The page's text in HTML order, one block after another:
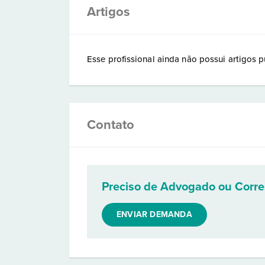
Artigos
Esse profissional ainda não possui artigos
Contato
Preciso de Advogado ou
ENVIAR DEMANDA